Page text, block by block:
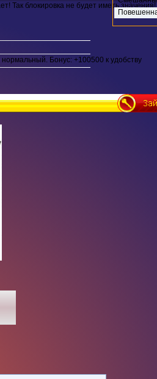
Так блокировка не будет иметь
Бонус: +100500 к удобству
Charlotte:
(2026)